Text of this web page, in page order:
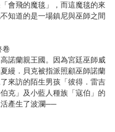
會飛的魔毯」，而這魔毯的來
知道的是一場鎮尼與巫師之間
卷
諾蘭親王國。因為宮廷巫師威
縵．貝克被指派照顧巫師諾蘭
來訪的陌生男孩「彼得．雷吉
克」及小藍人種族「寇伯」的
產生了波瀾──